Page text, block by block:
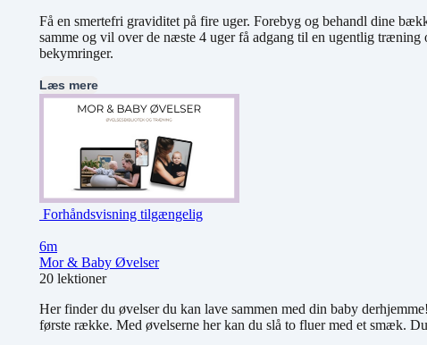
Få en smertefri graviditet på fire uger. Forebyg og behandl dine
samme og vil over de næste 4 uger få adgang til en ugentlig
bekymringer.
Læs mere
Forhåndsvisning tilgængelig
6m
Mor & Baby Øvelser
20 lektioner
Her finder du øvelser du kan lave sammen med din baby
første række. Med øvelserne her kan du slå to fluer med et smæk.